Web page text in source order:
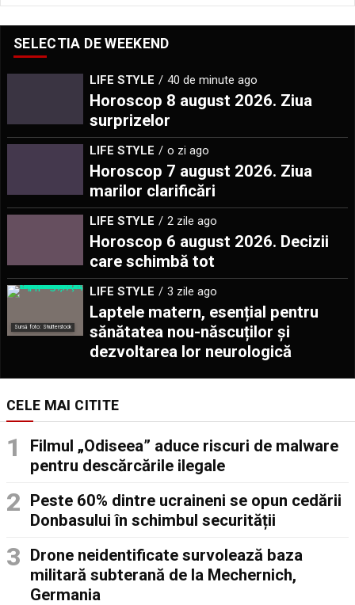
SELECTIA DE WEEKEND
LIFE STYLE 40 de minute ago
Horoscop 8 august 2026. Ziua
surprizelor
LIFE STYLE o zi ago
Horoscop 7 august 2026. Ziua
marilor clarificări
LIFE STYLE 2 zile ago
Horoscop 6 august 2026. Decizii
care schimbă tot
Sursă foto: Shutterstock
LIFE STYLE 3 zile ago
Laptele matern, esențial pentru
sănătatea nou-născuților și
dezvoltarea lor neurologică
CELE MAI CITITE
Filmul „Odiseea” aduce riscuri de malware
pentru descărcările ilegale
Peste 60% dintre ucraineni se opun cedării
Donbasului în schimbul securității
Drone neidentificate survolează baza
militară subterană de la Mechernich,
Germania